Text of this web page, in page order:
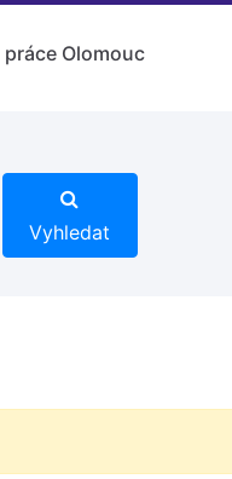
práce Olomouc
Vyhledat